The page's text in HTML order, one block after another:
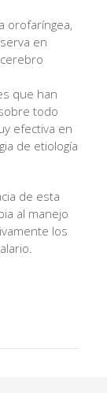
orofaríngea,
en
que han
todo
efectiva en
de etiología
de esta
al manejo
los